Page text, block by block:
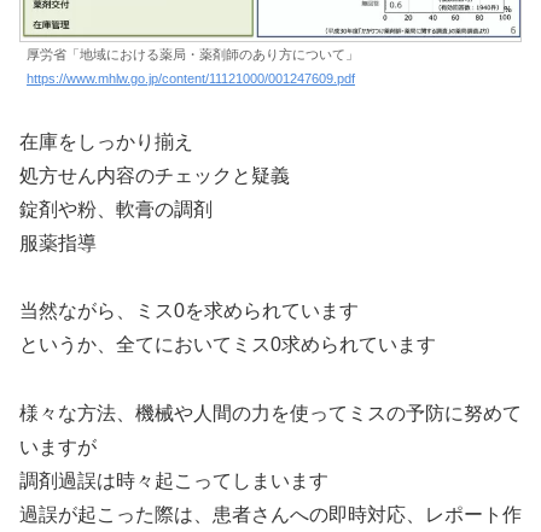
厚労省「地域における薬局・薬剤師のあり方について」
https://www.mhlw.go.jp/content/11121000/001247609.pdf
在庫をしっかり揃え
処方せん内容のチェックと疑義
錠剤や粉、軟膏の調剤
服薬指導
当然ながら、ミス0を求められています
というか、全てにおいてミス0求められています
様々な方法、機械や人間の力を使ってミスの予防に努めて
いますが
調剤過誤は時々起こってしまいます
過誤が起こった際は、患者さんへの即時対応、レポート作